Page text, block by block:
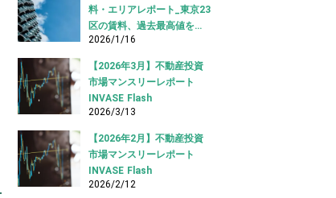
料・エリアレポート_東京23
区の賃料、過去最高値を更
新し続ける（2025.12版）
2026/1/16
【2026年3月】不動産投資
市場マンスリーレポート
INVASE Flash
2026/3/13
【2026年2月】不動産投資
市場マンスリーレポート
INVASE Flash
2026/2/12